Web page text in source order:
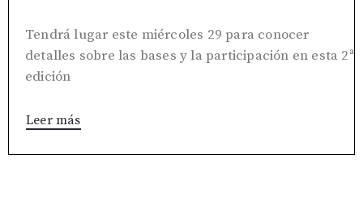
Tendrá lugar este miércoles 29 para conocer
detalles sobre las bases y la participación en esta 2ª
edición
Leer más